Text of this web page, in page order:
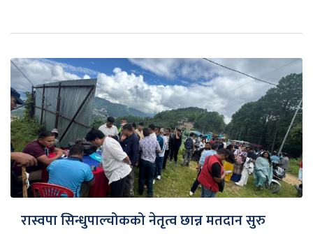
रास्वपा सिन्धुपाल्चोकको नेतृत्व छान्न मतदान सुरु